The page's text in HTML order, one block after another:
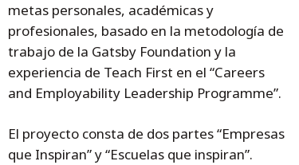
metas personales, académicas y
profesionales, basado en la metodología de
trabajo de la Gatsby Foundation y la
experiencia de Teach First en el “Careers
and Employability Leadership Programme”.
El proyecto consta de dos partes “Empresas
que Inspiran” y “Escuelas que inspiran”.